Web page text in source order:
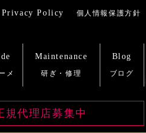
Maintenance Blog
Privacy Policy